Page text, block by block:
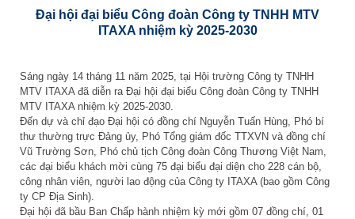
Đại hội đại biểu Công đoàn Công ty TNHH MTV
ITAXA nhiệm kỳ 2025-2030
Sáng ngày 14 tháng 11 năm 2025, tại Hội trường Công ty TNHH
MTV ITAXA đã diễn ra Đại hội đại biểu Công đoàn Công ty TNHH
MTV ITAXA nhiệm kỳ 2025-2030.
Đến dự và chỉ đạo Đại hội có đồng chí Nguyễn Tuấn Hùng, Phó bí
thư thường trực Đảng ủy, Phó Tổng giám đốc TTXVN và đồng chí
Vũ Trường Sơn, Phó chủ tịch Công đoàn Công Thương Việt Nam,
các đại biểu khách mời cùng 75 đại biểu đại diện cho 228 cán bộ,
công nhân viên, người lao động của Công ty ITAXA (bao gồm Công
ty CP Địa Sinh).
Đại hội đã bầu Ban Chấp hành nhiệm kỳ mới gồm 07 đồng chí, 01